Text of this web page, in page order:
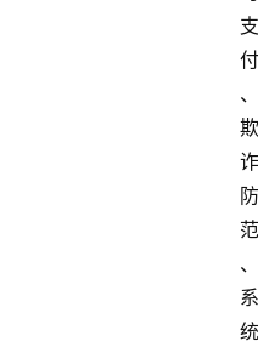
支
付
、
欺
诈
防
范
、
系
统